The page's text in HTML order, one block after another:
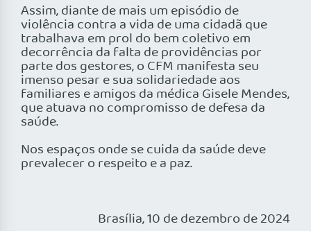
Assim, diante de mais um episódio de
violência contra a vida de uma cidadã que
trabalhava em prol do bem coletivo em
decorrência da falta de providências por
parte dos gestores, o CFM manifesta seu
imenso pesar e sua solidariedade aos
familiares e amigos da médica Gisele Mendes,
que atuava no compromisso de defesa da
saúde.
Nos espaços onde se cuida da saúde deve
prevalecer o respeito e a paz.
Brasília, 10 de dezembro de 2024